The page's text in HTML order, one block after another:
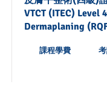
VTCT (ITEC) Level
Dermaplaning
課程學費